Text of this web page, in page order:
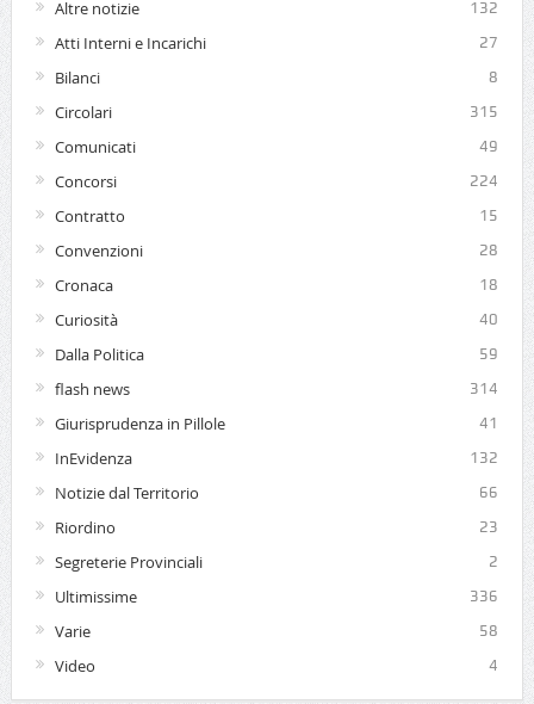
Altre notizie 132
Atti Interni e Incarichi 27
Bilanci 8
Circolari 315
Comunicati 49
Concorsi 224
Contratto 15
Convenzioni 28
Cronaca 18
Curiosità 40
Dalla Politica 59
flash news 314
Giurisprudenza in Pillole 41
InEvidenza 132
Notizie dal Territorio 66
Riordino 23
Segreterie Provinciali 2
Ultimissime 336
Varie 58
Video 4